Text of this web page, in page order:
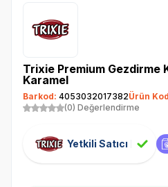
Trixie Premium Gezdirme
Karamel
Barkod: 4053032017382Ürün
(0) Değerlendirme
Yetkili Satıcı